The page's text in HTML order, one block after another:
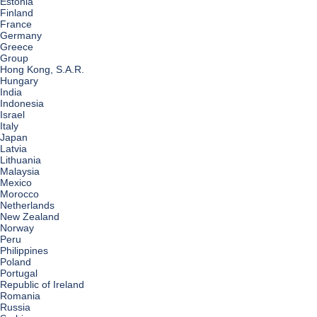
Finland
France
Germany
Greece
Group
Hong Kong, S.A.R.
Hungary
India
Indonesia
Israel
Italy
Japan
Latvia
Lithuania
Malaysia
Mexico
Morocco
Netherlands
New Zealand
Norway
Peru
Philippines
Poland
Portugal
Republic of Ireland
Romania
Russia